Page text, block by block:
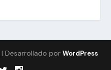
| Desarrollado por WordPress